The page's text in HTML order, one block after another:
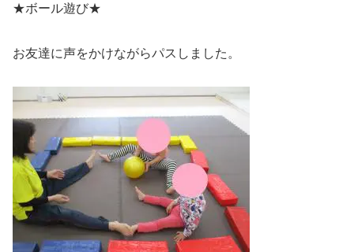
★ボール遊び★
お友達に声をかけながらパスしました。